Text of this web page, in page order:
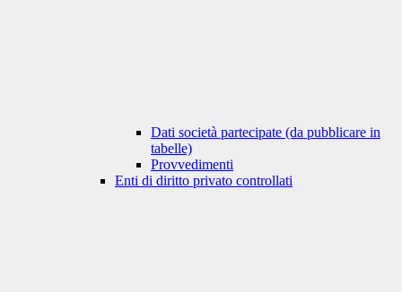
Dati società partecipate (da pubblicare in
tabelle)
Provvedimenti
Enti di diritto privato controllati